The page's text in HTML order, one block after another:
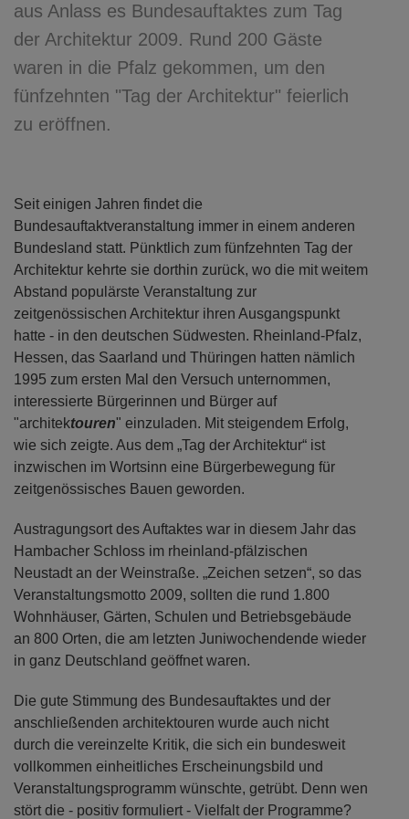
aus Anlass es Bundesauftaktes zum Tag
der Architektur 2009. Rund 200 Gäste
waren in die Pfalz gekommen, um den
fünfzehnten "Tag der Architektur" feierlich
zu eröffnen.
Seit einigen Jahren findet die
Bundesauftaktveranstaltung immer in einem anderen
Bundesland statt. Pünktlich zum fünfzehnten Tag der
Architektur kehrte sie dorthin zurück, wo die mit weitem
Abstand populärste Veranstaltung zur
zeitgenössischen Architektur ihren Ausgangspunkt
hatte - in den deutschen Südwesten. Rheinland-Pfalz,
Hessen, das Saarland und Thüringen hatten nämlich
1995 zum ersten Mal den Versuch unternommen,
interessierte Bürgerinnen und Bürger auf
"architektouren" einzuladen. Mit steigendem Erfolg,
wie sich zeigte. Aus dem „Tag der Architektur“ ist
inzwischen im Wortsinn eine Bürgerbewegung für
zeitgenössisches Bauen geworden.
Austragungsort des Auftaktes war in diesem Jahr das
Hambacher Schloss im rheinland-pfälzischen
Neustadt an der Weinstraße. „Zeichen setzen“, so das
Veranstaltungsmotto 2009, sollten die rund 1.800
Wohnhäuser, Gärten, Schulen und Betriebsgebäude
an 800 Orten, die am letzten Juniwochendende wieder
in ganz Deutschland geöffnet waren.
Die gute Stimmung des Bundesauftaktes und der
anschließenden architektouren wurde auch nicht
durch die vereinzelte Kritik, die sich ein bundesweit
vollkommen einheitliches Erscheinungsbild und
Veranstaltungsprogramm wünschte, getrübt. Denn wen
stört die - positiv formuliert - Vielfalt der Programme?